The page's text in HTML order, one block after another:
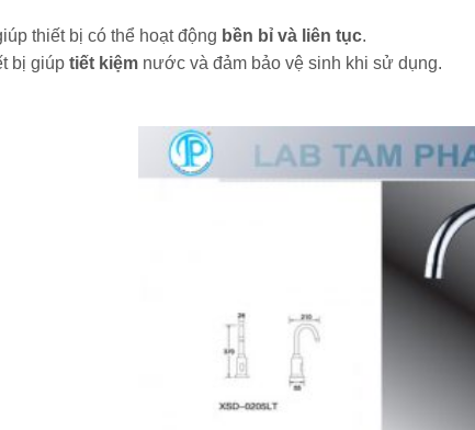
thiết bị có thể hoạt động bền bỉ và liên tục.
bị giúp tiết kiệm nước và đảm bảo vệ sinh khi sử dụng.